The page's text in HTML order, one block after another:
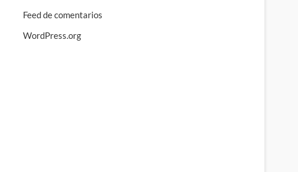
Feed de comentarios
WordPress.org